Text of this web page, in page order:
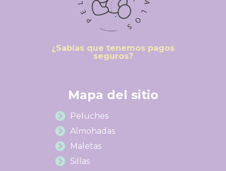
¿Sabías que tenemos pagos
seguros?
Mapa del sitio
Peluches
Almohadas
Maletas
Sillas